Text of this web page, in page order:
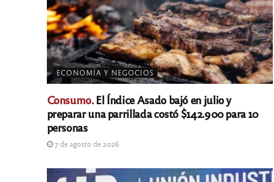
ECONOMÍA Y NEGOCIOS
Consumo.El Índice Asado bajó en julio y
preparar una parrillada costó $142.900 para 10
personas
7 de agosto de 2026